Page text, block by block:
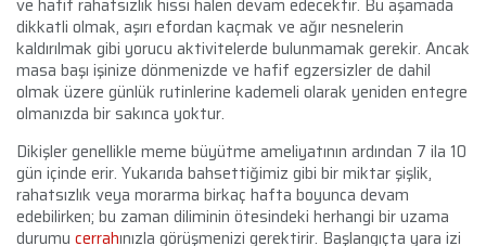
dikkatli olmak, aşırı efordan kaçmak ve ağır nesnelerin
kaldırılmak gibi yorucu aktivitelerde bulunmamak gerekir. Ancak
masa başı işinize dönmenizde ve hafif egzersizler de dahil
olmak üzere günlük rutinlerine kademeli olarak yeniden entegre
olmanızda bir sakınca yoktur.
Dikişler genellikle meme büyütme ameliyatının ardından 7 ila 10
gün içinde erir. Yukarıda bahsettiğimiz gibi bir miktar şişlik,
rahatsızlık veya morarma birkaç hafta boyunca devam
edebilirken; bu zaman diliminin ötesindeki herhangi bir uzama
durumu cerrahınızla görüşmenizi gerektirir. Başlangıçta yara izi